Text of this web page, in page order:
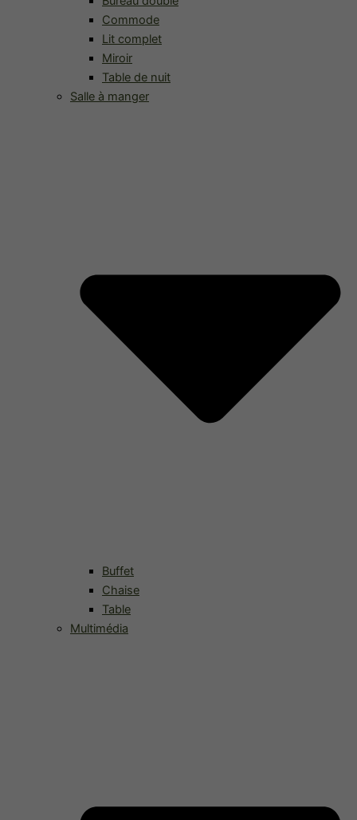
Commode
Lit complet
Miroir
Table de nuit
Salle à manger
Buffet
Chaise
Table
Multimédia